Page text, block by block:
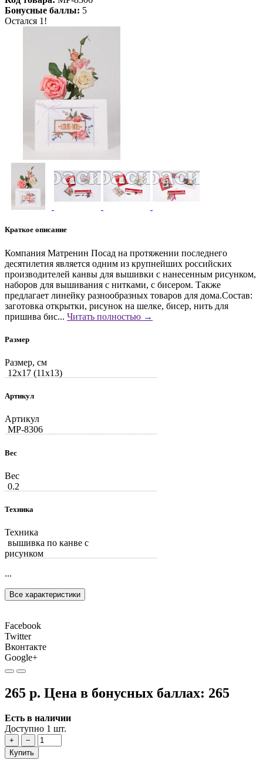
Бонусные баллы: 5
Остался 1!
Краткое описание
Компания Матренин Посад на протяжении последнего
десятилетия является одним из крупнейших российских
производителей канвы для вышивки с нанесенным рисунком,
наборов для вышивания с нитками, с бисером. Также
предлагает линейку разнообразных товаров для дома.Состав:
заготовка открытки, рисунок на шелке, бисер, нить для
пришива бис... Читать полностью →
Размер
Размер, см
12x17 (11x13)
Артикул
Артикул
MP-8306
Вес
Вес
0.2
Техника
Техника
вышивка по канве с
рисунком
...
Все характеристики
Facebook
Twitter
Вконтакте
Google+
265 р. Цена в бонусных баллах: 265
Есть в наличии
Доступно 1 шт.
+
−
Купить